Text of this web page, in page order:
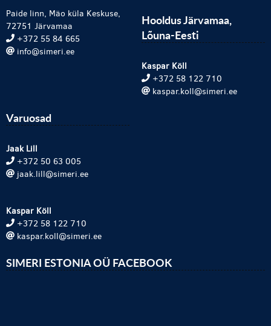
Paide linn, Mäo küla Keskuse,
72751 Järvamaa
+372 55 84 665
info@simeri.ee
Hooldus Järvamaa,
Lõuna-Eesti
Kaspar Köll
+372 58 122 710
kaspar.koll@simeri.ee
Varuosad
Jaak Lill
+372 50 63 005
jaak.lill@simeri.ee
Kaspar Köll
+372 58 122 710
kaspar.koll@simeri.ee
SIMERI ESTONIA OÜ FACEBOOK